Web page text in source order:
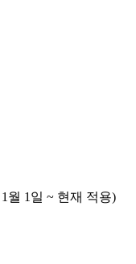
월 1일 ~ 현재 적용)